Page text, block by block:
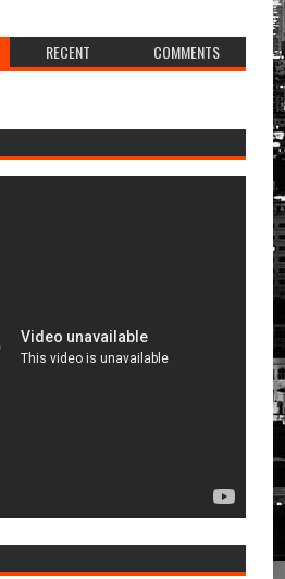
RECENT COMMENTS